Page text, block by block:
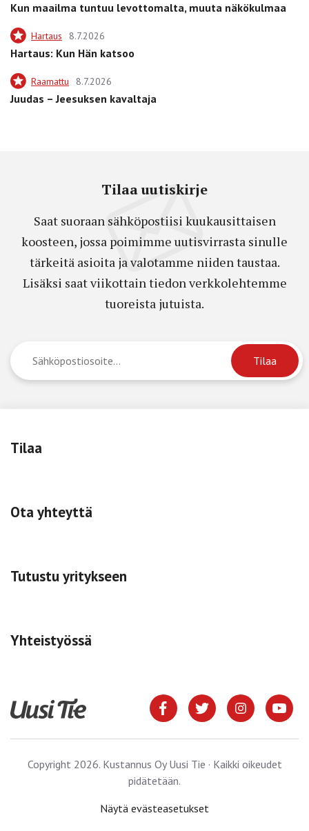
Kun maailma tuntuu levottomalta, muuta näkökulmaa
Hartaus 8.7.2026
Hartaus: Kun Hän katsoo
Raamattu 8.7.2026
Juudas – Jeesuksen kavaltaja
Tilaa uutiskirje
Saat suoraan sähköpostiisi kuukausittaisen
koosteen, jossa poimimme uutisvirrasta sinulle
tärkeitä asioita ja valotamme niiden taustaa.
Lisäksi saat viikottain tiedon verkkolehtemme
tuoreista jutuista.
Tilaa
Ota yhteyttä
Tutustu yritykseen
Yhteistyössä
Copyright 2026. Kustannus Oy Uusi Tie · Kaikki oikeudet
pidätetään.
Näytä evästeasetukset